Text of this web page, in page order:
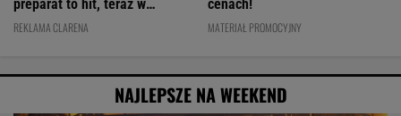
preparat to hit, teraz w
świetnej cenie
REKLAMA CLARENA
cenach!
MATERIAŁ PROMOCYJNY
NAJLEPSZE NA WEEKEND